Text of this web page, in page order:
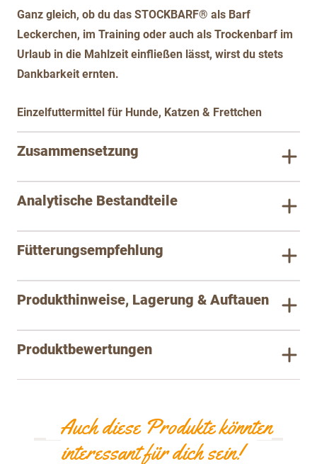
Ganz gleich, ob du das STOCKBARF® als Barf
Leckerchen, im Training oder auch als Trockenbarf im
Urlaub in die Mahlzeit einfließen lässt, wirst du stets
Dankbarkeit ernten.
Einzelfuttermittel für Hunde, Katzen & Frettchen
Zusammensetzung
Analytische Bestandteile
Fütterungsempfehlung
Produkthinweise, Lagerung & Auftauen
Produktbewertungen
Auch diese Produkte könnten
interessant für dich sein!